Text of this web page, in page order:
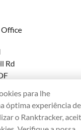
Rd
para lhe
óptima experiência de
o Ranktracker,